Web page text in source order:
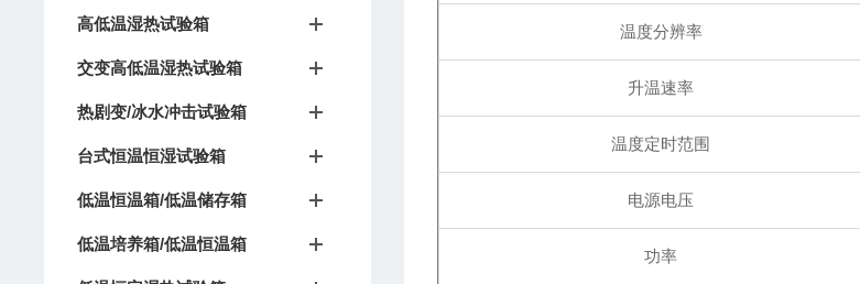
高低温湿热试验箱
交变高低温湿热试验箱
热剧变/冰水冲击试验箱
台式恒温恒湿试验箱
低温恒温箱/低温储存箱
低温培养箱/低温恒温箱
温度分辨率
升温速率
温度定时范围
电源电压
功率